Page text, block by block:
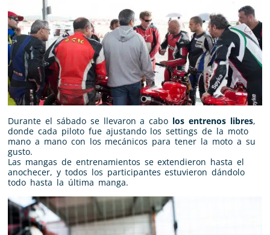
Durante el sábado se llevaron a cabo los entrenos libres,
donde cada piloto fue ajustando los settings de la moto
mano a mano con los mecánicos para tener la moto a su
gusto.
Las mangas de entrenamientos se extendieron hasta el
anochecer, y todos los participantes estuvieron dándolo
todo hasta la última manga.